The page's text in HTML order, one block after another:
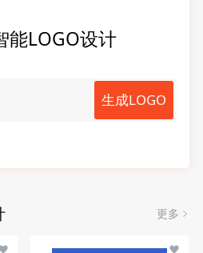
能LOGO设计
生成LOGO
更多